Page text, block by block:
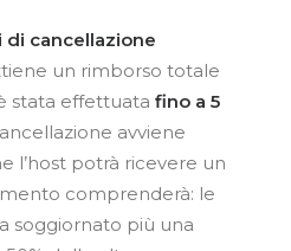
di cancellazione
un rimborso totale
stata effettuata fino a 5
avviene
l’host potrà ricevere un
comprenderà: le
soggiornato più una